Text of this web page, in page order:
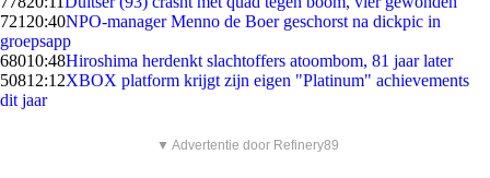
721 20:40NPO-manager Menno de Boer geschorst na dickpic in
groepsapp
68010:48Hiroshima herdenkt slachtoffers atoombom, 81 jaar later
50812:12XBOX platform krijgt zijn eigen "Platinum" achievements
dit jaar
▼ Advertentie door Refinery89